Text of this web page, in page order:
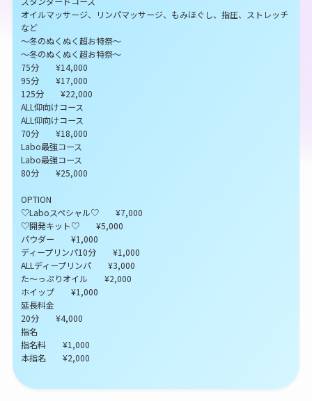
オイルマッサージ、リンパマッサージ、もみほぐし、指圧、ストレッチ
など
～冬のぬくぬく超お特祭～
～冬のぬくぬく超お特祭～
75分 ¥14,000
95分 ¥17,000
125分 ¥22,000
ALL仰向けコース
ALL仰向けコース
70分 ¥18,000
Labo最強コース
Labo最強コース
80分 ¥25,000
OPTION
♡Laboスペシャル♡ ¥7,000
♡開発キット♡ ¥5,000
パウダー ¥1,000
ディープリンパ10分 ¥1,000
ALLディープリンパ ¥3,000
た～っぷりオイル ¥2,000
ホイップ ¥1,000
延長料金
20分 ¥4,000
指名
指名料 ¥1,000
本指名 ¥2,000